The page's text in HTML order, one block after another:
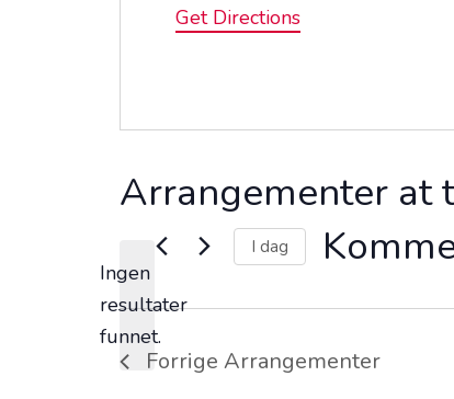
Get Directions
Arrangementer at
M
e
Ingen
resultater
funnet.
I dag
l
ForrigeArrangementer